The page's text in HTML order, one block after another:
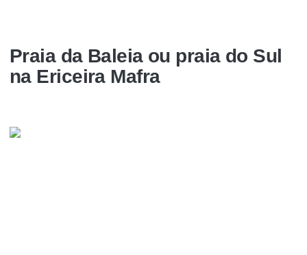
Praia da Baleia ou praia do Sul
na Ericeira Mafra